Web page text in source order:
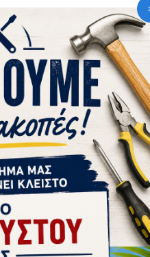
ΠΕΡΙΣΣΌΤΕΡΑ ΑΠΌ ΤΗΝ
ΑΝΤΑΠΤΟΡΑΣ ΑΠΟ SDS-PLUS ΣΕ ΜΥΤΗ 1/4 ΜΕ ΜΑΓΝΗΤΗ BOSCH 2607000206
26,91€